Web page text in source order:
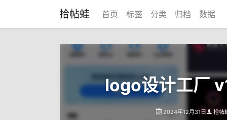
拾帖蛙 首页 标签 分类 归档 数据
logo设计工厂
2024年12月31日 拾帖